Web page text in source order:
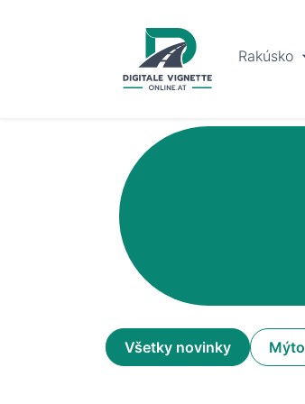
Rakúsko
Všetky novinky Mýto